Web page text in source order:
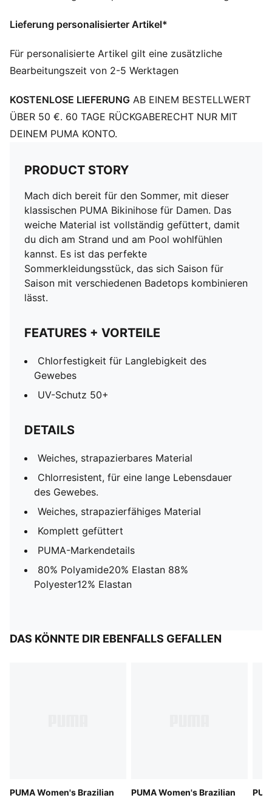
Lieferung personalisierter Artikel*
Für personalisierte Artikel gilt eine zusätzliche
Bearbeitungszeit von 2-5 Werktagen
KOSTENLOSE LIEFERUNG AB EINEM BESTELLWERT
ÜBER 50 €. 60 TAGE RÜCKGABERECHT NUR MIT
DEINEM PUMA KONTO.
PRODUCT STORY
Mach dich bereit für den Sommer, mit dieser
klassischen PUMA Bikinihose für Damen. Das
weiche Material ist vollständig gefüttert, damit
du dich am Strand und am Pool wohlfühlen
kannst. Es ist das perfekte
Sommerkleidungsstück, das sich Saison für
Saison mit verschiedenen Badetops kombinieren
lässt.
FEATURES + VORTEILE
Chlorfestigkeit für Langlebigkeit des
Gewebes
UV-Schutz 50+
DETAILS
Weiches, strapazierbares Material
Chlorresistent, für eine lange Lebensdauer
des Gewebes.
Weiches, strapazierfähiges Material
Komplett gefüttert
PUMA-Markendetails
80% Polyamide20% Elastan 88%
Polyester12% Elastan
DAS KÖNNTE DIR EBENFALLS GEFALLEN
PUMA Women's Brazilian
PUMA Women's Brazilian